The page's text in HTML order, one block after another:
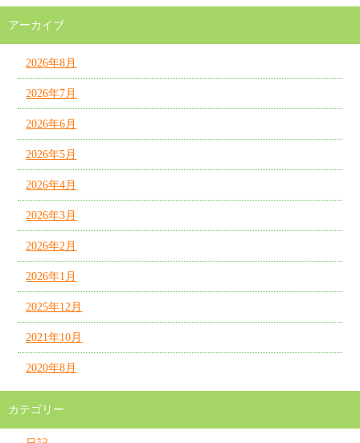
アーカイブ
2026年8月
2026年7月
2026年6月
2026年5月
2026年4月
2026年3月
2026年2月
2026年1月
2025年12月
2021年10月
2020年8月
カテゴリー